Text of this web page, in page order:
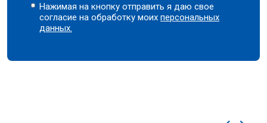
Нажимая на кнопку отправить я даю свое
согласие на обработку моихперсональных
данных.